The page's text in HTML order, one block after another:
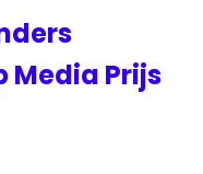
Media Prijs